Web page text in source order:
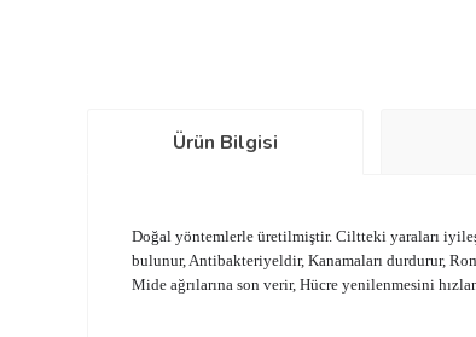
Ürün Bilgisi
Doğal yöntemlerle üretilmiştir. Ciltteki yaraları
bulunur, Antibakteriyeldir, Kanamaları durdurur,
Mide ağrılarına son verir, Hücre yenilenmesini